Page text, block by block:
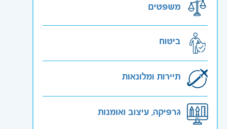
משפטים
ביטוח
תיירות ומלונאות
גרפיקה, עיצוב ואומנות